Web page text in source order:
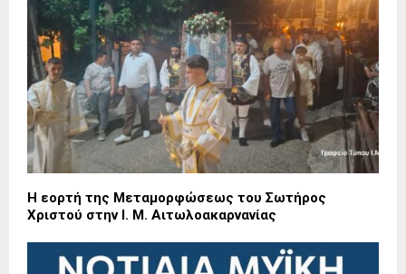
Η εορτή της Μεταμορφώσεως του Σωτήρος
Χριστού στην Ι. Μ. Αιτωλοακαρνανίας